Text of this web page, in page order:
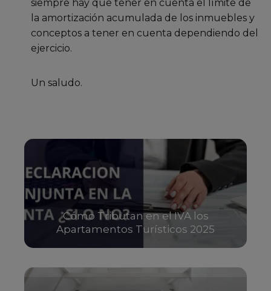
siempre hay que tener en cuenta el límite de
la amortización acumulada de los inmuebles y
conceptos a tener en cuenta dependiendo del
ejercicio.
Un saludo.
Cómo Tributan en el IVA los
Apartamentos Turísticos 2025